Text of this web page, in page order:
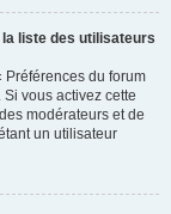
liste des utilisateurs
Préférences du forum
. Si vous activez cette
modérateurs et de
un utilisateur